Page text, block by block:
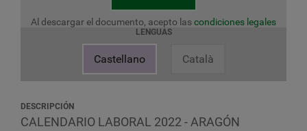
Al descargar el documento, acepto lascondiciones legales
LENGUAS
Castellano Català
DESCRIPCIÓN
CALENDARIO LABORAL 2022 - ARAGÓN